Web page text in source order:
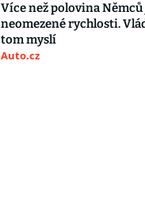
Více než polovina
neomezené rychlosti.
tom myslí
Auto.cz